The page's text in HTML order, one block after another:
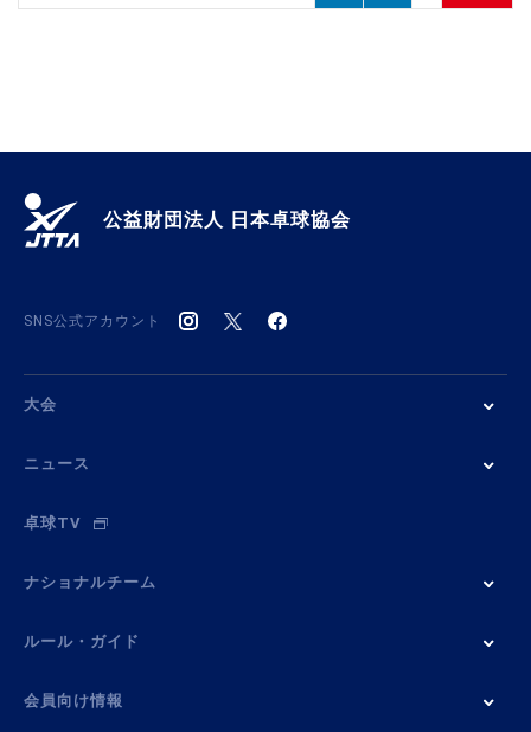
公益財団法人 日本卓球協会
SNS公式アカウント
大会
ニュース
卓球TV
ナショナルチーム
ルール・ガイド
会員向け情報